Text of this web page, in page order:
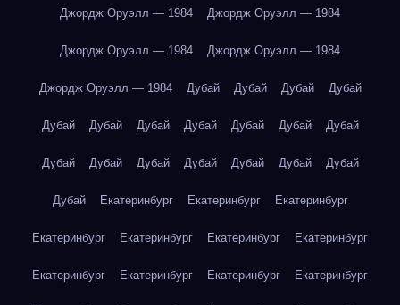
Джордж Оруэлл — 1984 Джордж Оруэлл — 1984
Джордж Оруэлл — 1984 Джордж Оруэлл — 1984
Джордж Оруэлл — 1984 Дубай Дубай Дубай Дубай
Дубай Дубай Дубай Дубай Дубай Дубай Дубай
Дубай Дубай Дубай Дубай Дубай Дубай Дубай
Дубай Екатеринбург Екатеринбург Екатеринбург
Екатеринбург Екатеринбург Екатеринбург Екатеринбург
Екатеринбург Екатеринбург Екатеринбург Екатеринбург